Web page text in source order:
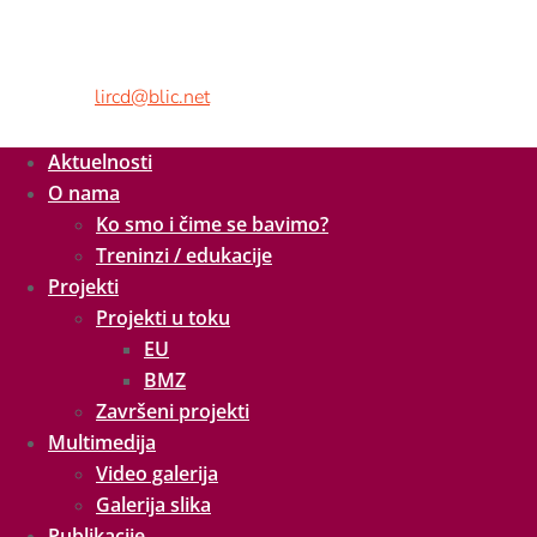
Aktuelnosti
O nama
Ko smo i čime se bavimo?
Treninzi / edukacije
Projekti
Projekti u toku
EU
BMZ
Završeni projekti
Multimedija
Video galerija
Galerija slika
lircd@blic.net